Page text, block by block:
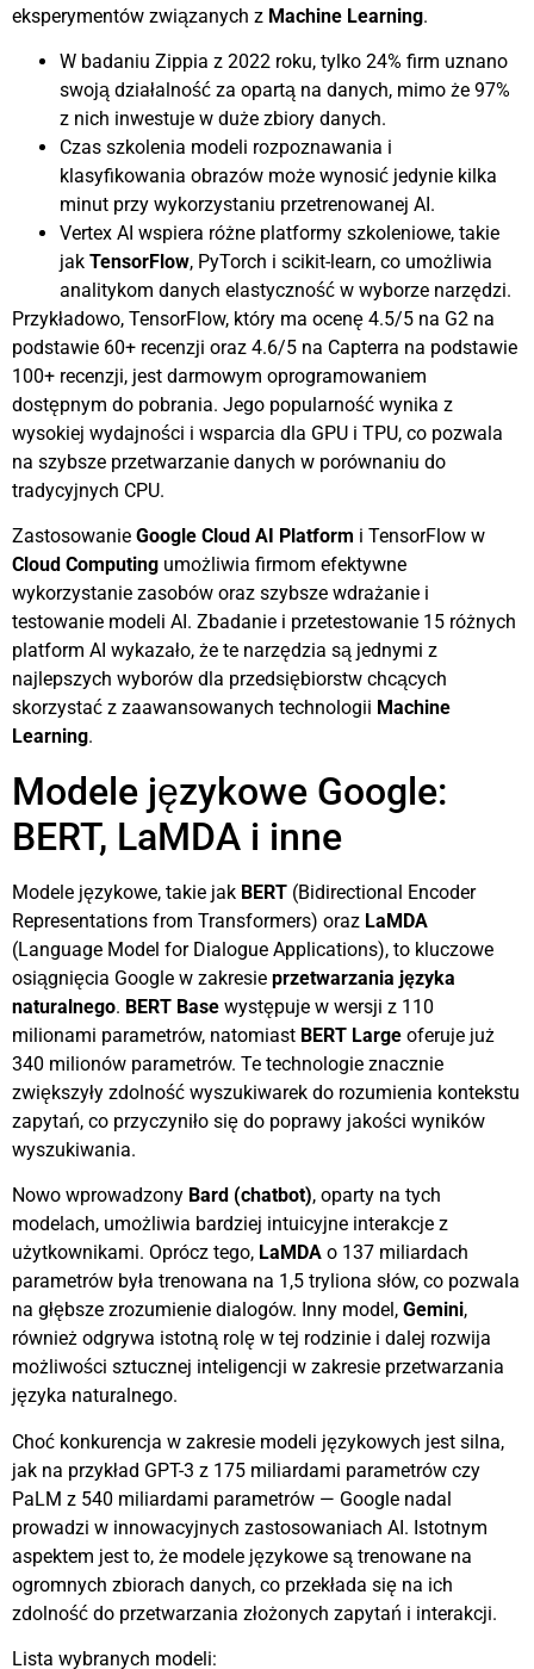
eksperymentów związanych z Machine Learning.
W badaniu Zippia z 2022 roku, tylko 24% firm uznano
swoją działalność za opartą na danych, mimo że 97%
z nich inwestuje w duże zbiory danych.
Czas szkolenia modeli rozpoznawania i
klasyfikowania obrazów może wynosić jedynie kilka
minut przy wykorzystaniu przetrenowanej AI.
Vertex AI wspiera różne platformy szkoleniowe, takie
jak TensorFlow, PyTorch i scikit-learn, co umożliwia
analitykom danych elastyczność w wyborze narzędzi.
Przykładowo, TensorFlow, który ma ocenę 4.5/5 na G2 na
podstawie 60+ recenzji oraz 4.6/5 na Capterra na podstawie
100+ recenzji, jest darmowym oprogramowaniem
dostępnym do pobrania. Jego popularność wynika z
wysokiej wydajności i wsparcia dla GPU i TPU, co pozwala
na szybsze przetwarzanie danych w porównaniu do
tradycyjnych CPU.
Zastosowanie Google Cloud AI Platform i TensorFlow w
Cloud Computing umożliwia firmom efektywne
wykorzystanie zasobów oraz szybsze wdrażanie i
testowanie modeli AI. Zbadanie i przetestowanie 15 różnych
platform AI wykazało, że te narzędzia są jednymi z
najlepszych wyborów dla przedsiębiorstw chcących
skorzystać z zaawansowanych technologii Machine
Learning.
Modele językowe Google:
BERT, LaMDA i inne
Modele językowe, takie jak BERT (Bidirectional Encoder
Representations from Transformers) oraz LaMDA
(Language Model for Dialogue Applications), to kluczowe
osiągnięcia Google w zakresie przetwarzania języka
naturalnego. BERT Base występuje w wersji z 110
milionami parametrów, natomiast BERT Large oferuje już
340 milionów parametrów. Te technologie znacznie
zwiększyły zdolność wyszukiwarek do rozumienia kontekstu
zapytań, co przyczyniło się do poprawy jakości wyników
wyszukiwania.
Nowo wprowadzony Bard (chatbot), oparty na tych
modelach, umożliwia bardziej intuicyjne interakcje z
użytkownikami. Oprócz tego, LaMDA o 137 miliardach
parametrów była trenowana na 1,5 tryliona słów, co pozwala
na głębsze zrozumienie dialogów. Inny model, Gemini,
również odgrywa istotną rolę w tej rodzinie i dalej rozwija
możliwości sztucznej inteligencji w zakresie przetwarzania
języka naturalnego.
Choć konkurencja w zakresie modeli językowych jest silna,
jak na przykład GPT-3 z 175 miliardami parametrów czy
PaLM z 540 miliardami parametrów — Google nadal
prowadzi w innowacyjnych zastosowaniach AI. Istotnym
aspektem jest to, że modele językowe są trenowane na
ogromnych zbiorach danych, co przekłada się na ich
zdolność do przetwarzania złożonych zapytań i interakcji.
Lista wybranych modeli: